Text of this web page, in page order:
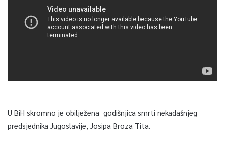
U BiH skromno je obilježena godišnjica smrti nekadašnjeg
predsjednika Jugoslavije, Josipa Broza Tita.